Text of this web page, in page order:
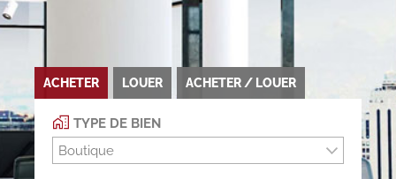
ACHETER LOUER ACHETER / LOUER
TYPE DE BIEN
Boutique